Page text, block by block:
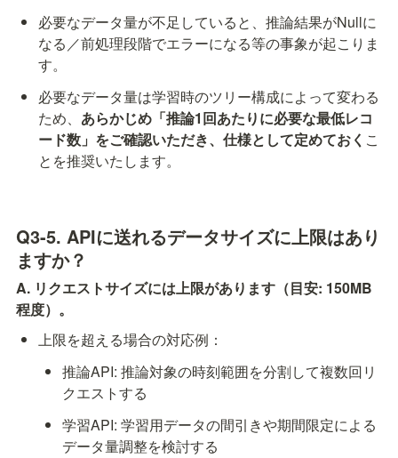
必要なデータ量が不足していると、推論結果がNullに
なる／前処理段階でエラーになる等の事象が起こりま
す。
必要なデータ量は学習時のツリー構成によって変わる
ため、 あらかじめ「推論1回あたりに必要な最低レコ
ード数」をご確認いただき、仕様として定めておく こ
とを推奨いたします。
Q3-5. APIに送れるデータサイズに上限はあり
ますか？
A. リクエストサイズには上限があります（目安: 150MB
程度）。
上限を超える場合の対応例：
推論API: 推論対象の時刻範囲を分割して複数回リ
クエストする
学習API: 学習用データの間引きや期間限定による
データ量調整を検討する